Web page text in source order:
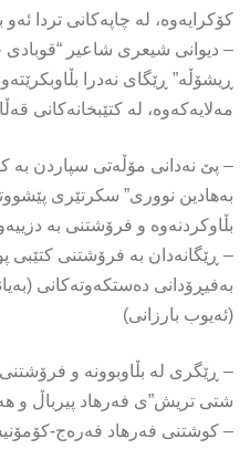
کۆکرایەوە، لە چاپەکانی تردا ئەو
– دیوانی شیعری شاعیر “قوبادی
ڕیشۆڵە” ڕێگای نەدرا
مەلایەكەوە، لە كتێبخانەكانی
– پێ نەدانی مۆڵەتی سپاردن بە
بەهادین نووری” سكرتێری
بڵاوكردنەوە و فرۆشتنی بە
– ڕێگانەدان بە فرۆشتنی
(ئەیوب بارزانی)
– ڕێگری لە بڵاوبوونە و
شتی تریش”ی فەرهاد پیرباڵ و
– كوشتنی فەرهاد فەرەج-